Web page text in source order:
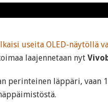
useita OLED-näytöllä
laajennetaan nyt
perinteinen läppäri, vaan